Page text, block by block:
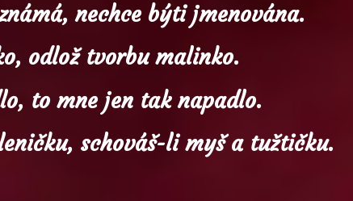
nechce býti jmenována.
odlož tvorbu malinko.
to mne jen tak napadlo.
schováš-li myš a tužtičku.